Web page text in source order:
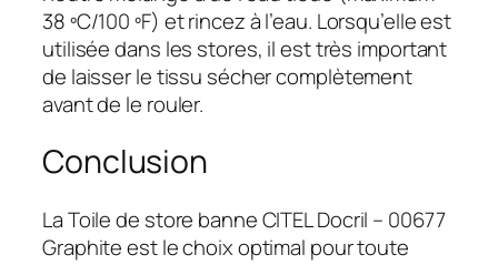
38 ºC/100 ºF) et rincez à l’eau. Lorsqu’elle est
utilisée dans les stores, il est très important
de laisser le tissu sécher complètement
avant de le rouler.
Conclusion
La Toile de store banne CITEL Docril – 00677
Graphite est le choix optimal pour toute